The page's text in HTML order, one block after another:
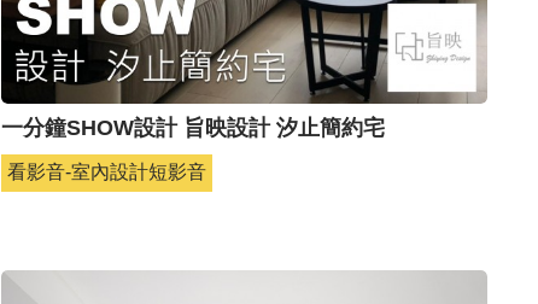
一分鐘SHOW設計 旨映設計 汐止簡約宅
看影音-室內設計短影音